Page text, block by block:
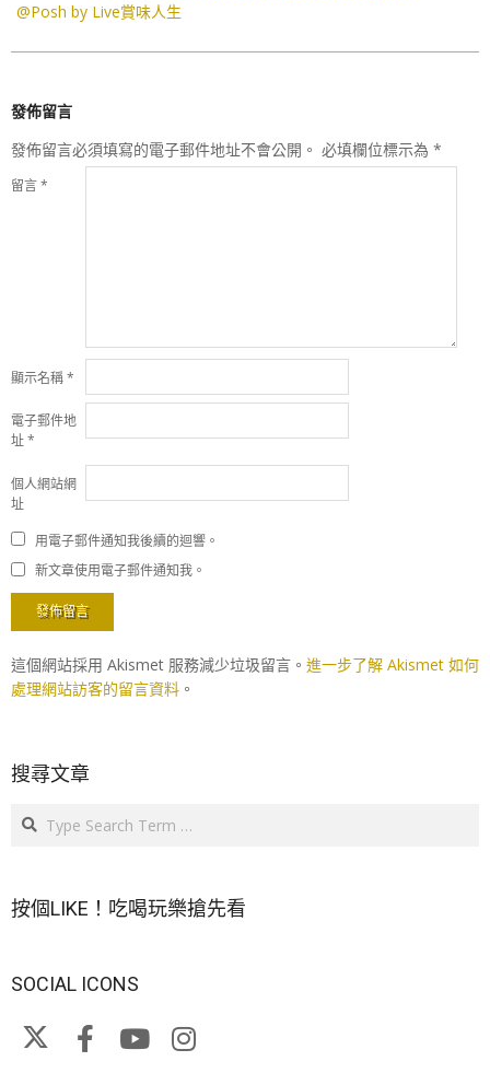
@Posh by Live賞味人生
發佈留言
發佈留言必須填寫的電子郵件地址不會公開。 必填欄位標示為 *
留言*
顯示名稱*
電子郵件地
址*
個人網站網
址
用電子郵件通知我後續的迴響。
新文章使用電子郵件通知我。
這個網站採用 Akismet 服務減少垃圾留言。 進一步了解 Akismet 如何
處理網站訪客的留言資料 。
搜尋文章
Search
按個LIKE！吃喝玩樂搶先看
SOCIAL ICONS